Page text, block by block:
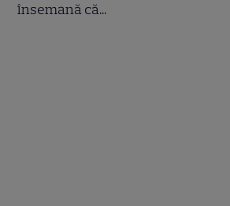
însemană că...